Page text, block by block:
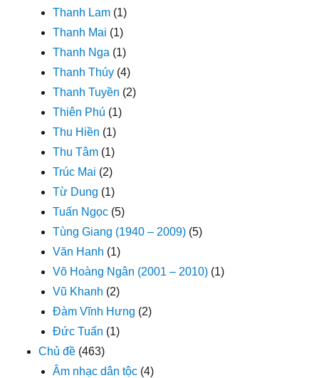
Thanh Lam (1)
Thanh Mai (1)
Thanh Nga (1)
Thanh Thúy (4)
Thanh Tuyền (2)
Thiên Phú (1)
Thu Hiền (1)
Thu Tâm (1)
Trúc Mai (2)
Từ Dung (1)
Tuấn Ngọc (5)
Tùng Giang (1940 – 2009) (5)
Văn Hanh (1)
Võ Hoàng Ngân (2001 – 2010) (1)
Vũ Khanh (2)
Đàm Vĩnh Hưng (2)
Đức Tuấn (1)
Chủ đề (463)
Âm nhạc dân tộc (4)